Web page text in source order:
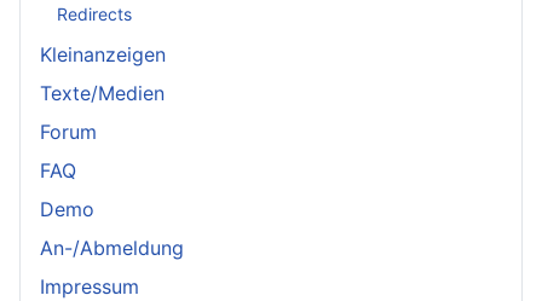
Redirects
Kleinanzeigen
Texte/Medien
Forum
FAQ
Demo
An-/Abmeldung
Impressum